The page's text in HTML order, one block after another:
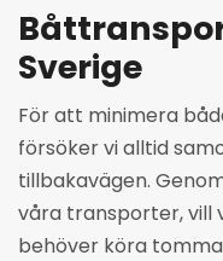
Sverige
För att minimera
försöker vi alltid
tillbakavägen.
våra transporter, vill
behöver köra